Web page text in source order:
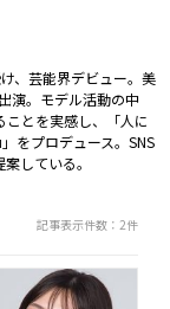
、芸能界デビュー。美
演。モデル活動の中
とを実感し、「人に
をプロデュース。SNS
している。
記事表示件数：2件